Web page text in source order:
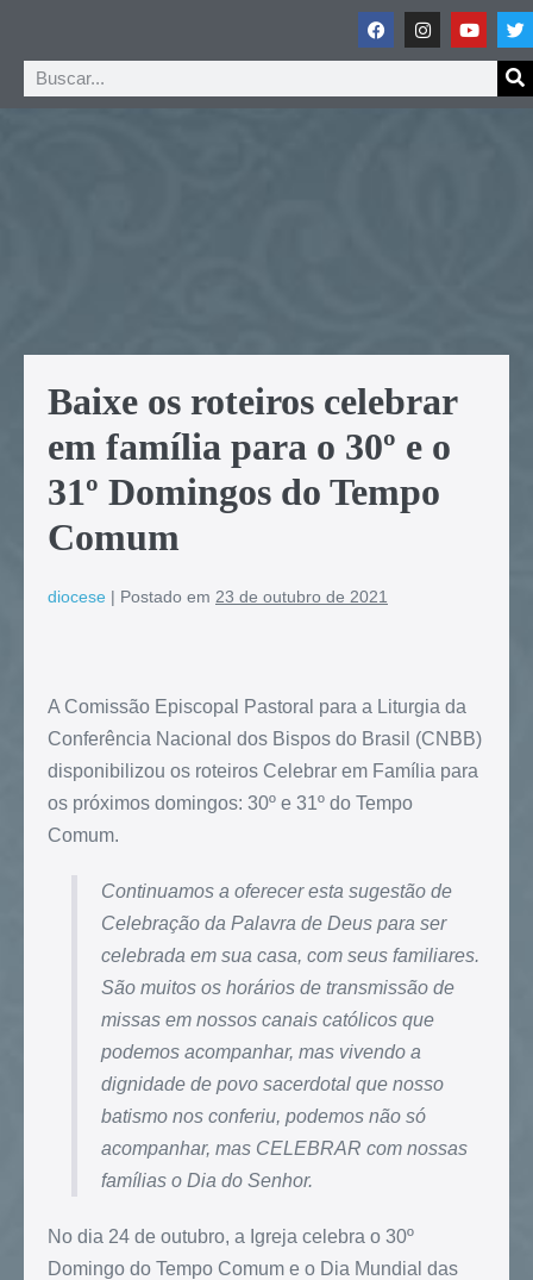
Baixe os roteiros celebrar
em família para o 30º e o
31º Domingos do Tempo
Comum
diocese | Postado em 23 de outubro de 2021
A Comissão Episcopal Pastoral para a Liturgia da
Conferência Nacional dos Bispos do Brasil (CNBB)
disponibilizou os roteiros Celebrar em Família para
os próximos domingos: 30º e 31º do Tempo
Comum.
Continuamos a oferecer esta sugestão de
Celebração da Palavra de Deus para ser
celebrada em sua casa, com seus familiares.
São muitos os horários de transmissão de
missas em nossos canais católicos que
podemos acompanhar, mas vivendo a
dignidade de povo sacerdotal que nosso
batismo nos conferiu, podemos não só
acompanhar, mas CELEBRAR com nossas
famílias o Dia do Senhor.
No dia 24 de outubro, a Igreja celebra o 30º
Domingo do Tempo Comum e o Dia Mundial das